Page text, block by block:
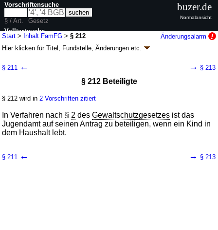
Start > Inhalt FamFG >§ 212
Änderungsalarm
Hier klicken fürTitel, Fundstelle, Änderungen etc.
Familiensachen und in den Angelegenheiten
der freiwilligen Gerichtsbarkeit (FamFG)
Artikel 1 G. v. 17.12.2008BGBl. I S. 2586
Geltung ab 01.09.2009; FNA: 315-24Freiwillige Gerichtsbarkeit
110 weitere Fassungen
| Drucksachen / Entwurf / Begründung
|
wird in 643 Vorschriften zitiert
Abschnitt 7 Verfahren in Gewaltschutzsachen
§ 211 ← → § 213
§ 212 Beteiligte
§ 212 wird in 2 Vorschriften zitiert
In Verfahren nach § 2 desGewaltschutzgesetzes ist das
Jugendamt auf seinen Antrag zu beteiligen, wenn ein Kind in
dem Haushalt lebt.
§ 211 ← → § 213
Vorschriftensuche
§ / Art.
Gesetz
Volltextsuche
nur in FamFG
buzer.de
Normalansicht